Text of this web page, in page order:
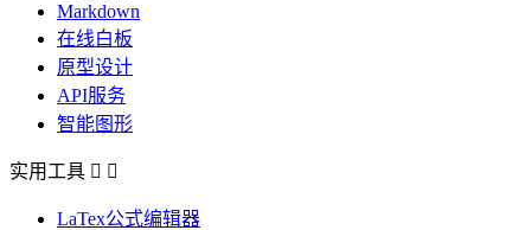
Markdown
在线白板
原型设计
API服务
智能图形
实用工具  
LaTex公式编辑器